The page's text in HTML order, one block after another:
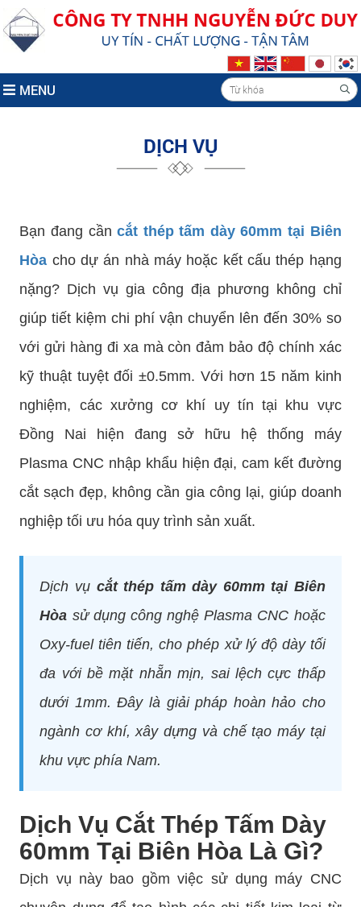
MENU
DỊCH VỤ
Bạn đang cầncắt thép tấm dày 60mm tại Biên
Hòa cho dự án nhà máy hoặc kết cấu thép hạng
nặng? Dịch vụ gia công địa phương không chỉ
giúp tiết kiệm chi phí vận chuyển lên đến 30% so
với gửi hàng đi xa mà còn đảm bảo độ chính xác
kỹ thuật tuyệt đối ±0.5mm. Với hơn 15 năm kinh
nghiệm, các xưởng cơ khí uy tín tại khu vực
Đồng Nai hiện đang sở hữu hệ thống máy
Plasma CNC nhập khẩu hiện đại, cam kết đường
cắt sạch đẹp, không cần gia công lại, giúp doanh
nghiệp tối ưu hóa quy trình sản xuất.
Dịch vụ cắt thép tấm dày 60mm tại Biên
Hòa sử dụng công nghệ Plasma CNC hoặc
Oxy-fuel tiên tiến, cho phép xử lý độ dày tối
đa với bề mặt nhẵn mịn, sai lệch cực thấp
dưới 1mm. Đây là giải pháp hoàn hảo cho
ngành cơ khí, xây dựng và chế tạo máy tại
khu vực phía Nam.
Dịch Vụ Cắt Thép Tấm Dày
60mm Tại Biên Hòa Là Gì?
Dịch vụ này bao gồm việc sử dụng máy CNC